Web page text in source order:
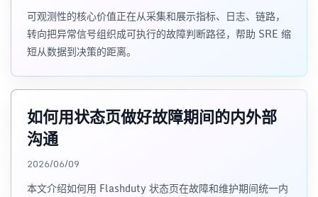
可观测性的核心价值正在从采集和展示指标、日志、链路，
转向把异常信号组织成可执行的故障判断路径，帮助 SRE 缩
短从数据到决策的距离。
如何用状态页做好故障期间的内外部
沟通
2026/06/09
本文介绍如何用 Flashduty 状态页在故障和维护期间统一内